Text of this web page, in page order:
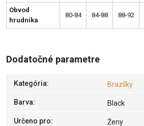
Obvod
hrudníka
80-84 84-88 88-92
Dodatočné parametre
Kategória: Brazílky
Barva: Black
Určeno pro: Ženy